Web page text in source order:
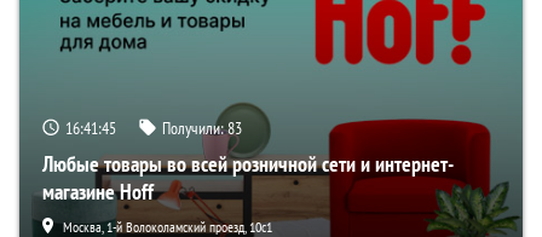
16:41:45 Получили:83
Любые товары во всей розничной сети и интернет-
магазине Hoff
Москва, 1-й Волоколамский проезд, 10с1